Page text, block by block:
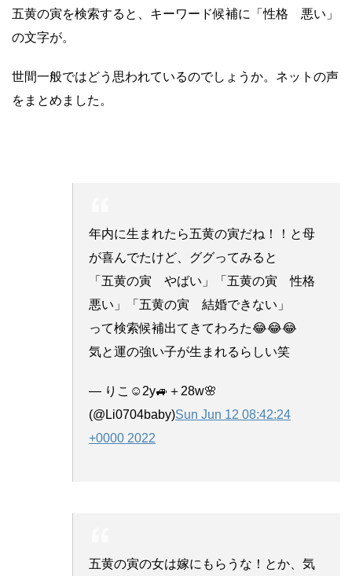
五黄の寅を検索すると、キーワード候補に「性格 悪い」
の文字が。
世間一般ではどう思われているのでしょうか。ネットの声
をまとめました。
年内に生まれたら五黄の寅だね！！と母
が喜んでたけど、ググってみると
「五黄の寅 やばい」「五黄の寅 性格
悪い」「五黄の寅 結婚できない」
って検索候補出てきてわろた😂😂😂
気と運の強い子が生まれるらしい笑
— りこ☺︎2y🚙＋28w🌸
(@Li0704baby)Sun Jun 12 08:42:24
+0000 2022
五黄の寅の女は嫁にもらうな！とか、気